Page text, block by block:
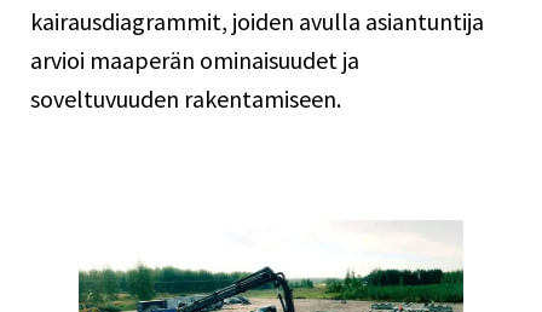
kairausdiagrammit, joiden avulla asiantuntija
arvioi maaperän ominaisuudet ja
soveltuvuuden rakentamiseen.